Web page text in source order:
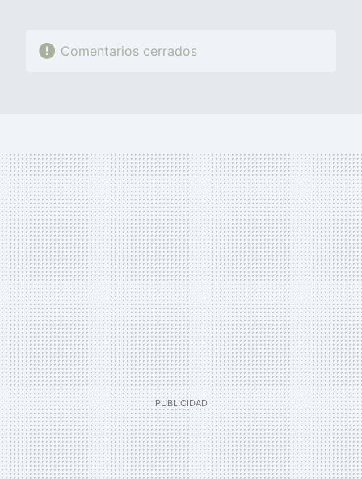
Comentarios cerrados